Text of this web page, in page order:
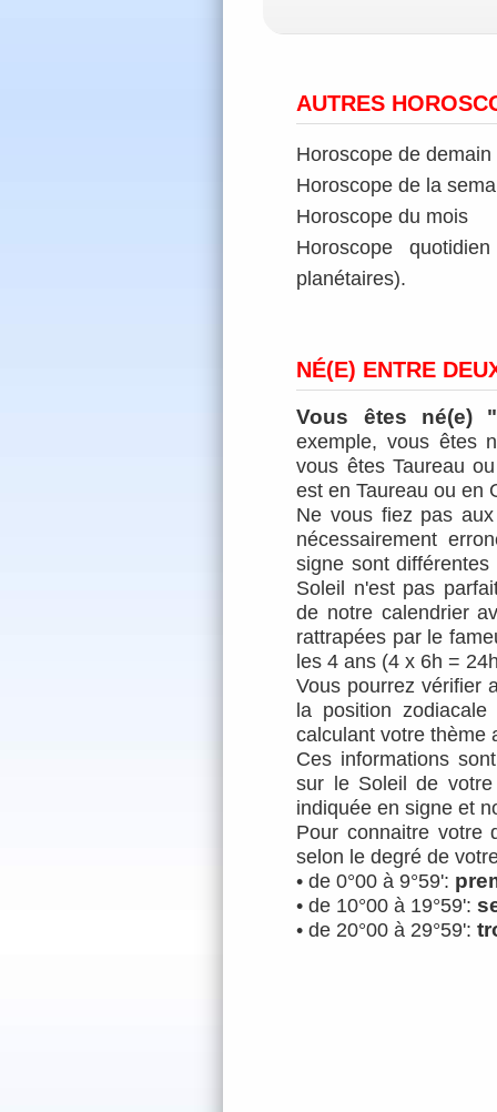
AUTRES
Horoscope de
Horoscope de la
Horoscope du mois
Horoscope
planétaires).
NÉ(E) ENTRE
Vous êtes né(e)
exemple, vous êtes
vous êtes Taureau
est en Taureau ou en
Ne vous fiez pas
nécessairement
signe sont
Soleil n'est pas
de notre calendrier
rattrapées par le
les 4 ans (4 x 6h =
Vous pourrez vérifier
la position
calculant votrethème
Ces informations
sur le Soleil de
indiquée en signe et
Pour connaitre votre
selon le degré de
• de 0°00 à 9°59':
• de 10°00 à 19°59':
• de 20°00 à 29°59':